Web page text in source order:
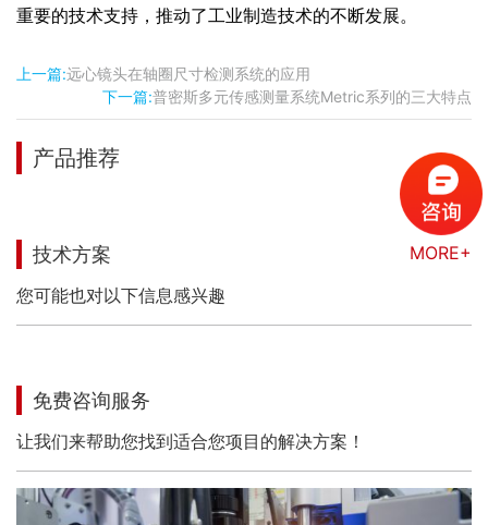
重要的技术支持，推动了工业制造技术的不断发展。
上一篇:远心镜头在轴圈尺寸检测系统的应用
下一篇:普密斯多元传感测量系统Metric系列的三大特点
产品推荐
技术方案
MORE+
您可能也对以下信息感兴趣
免费咨询服务
让我们来帮助您找到适合您项目的解决方案！